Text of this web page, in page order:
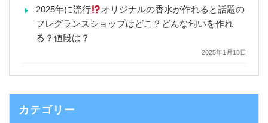
2025年に流行
オリジナルの香水が作れると話題の
フレグランスショップはどこ？どんな匂いを作れ
る？値段は？
2025年1月18日
カテゴリー